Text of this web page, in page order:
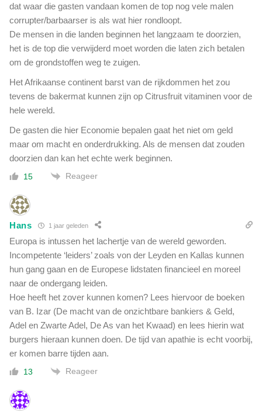
dat waar die gasten vandaan komen de top nog vele malen
corrupter/barbaarser is als wat hier rondloopt.
De mensen in die landen beginnen het langzaam te doorzien,
het is de top die verwijderd moet worden die laten zich betalen
om de grondstoffen weg te zuigen.
Het Afrikaanse continent barst van de rijkdommen het zou
tevens de bakermat kunnen zijn op Citrusfruit vitaminen voor de
hele wereld.
De gasten die hier Economie bepalen gaat het niet om geld
maar om macht en onderdrukking. Als de mensen dat zouden
doorzien dan kan het echte werk beginnen.
15 Reageer
Hans 1 jaar geleden
Europa is intussen het lachertje van de wereld geworden.
Incompetente ‘leiders’ zoals von der Leyden en Kallas kunnen
hun gang gaan en de Europese lidstaten financieel en moreel
naar de ondergang leiden.
Hoe heeft het zover kunnen komen? Lees hiervoor de boeken
van B. Izar (De macht van de onzichtbare bankiers & Geld,
Adel en Zwarte Adel, De As van het Kwaad) en lees hierin wat
burgers hieraan kunnen doen. De tijd van apathie is echt voorbij,
er komen barre tijden aan.
13 Reageer